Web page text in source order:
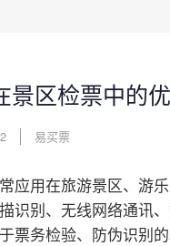
景区检票中的
易买票
应用在旅游景区、游
识别、无线网络通讯
票务检验、防伪识别的